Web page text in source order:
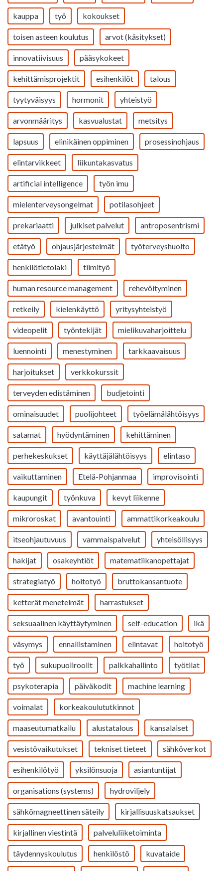
kauppa työ kokoukset
toisen asteen koulutus arvot (käsitykset)
innovatiivisuus pääsykokeet
kehittämisprojektit esihenkilöt talous
tyytyväisyys hormonit yhteistyö
arvonmääritys kasvualustat metsitys
lapsuus elinikäinen oppiminen prosessinohjaus
elintarvikkeet liikuntakasvatus
artificial intelligence työn imu
mielenterveysongelmat potilasohjeet
prekariaatti julkiset palvelut antroposentrismi
etätyö ohjausjärjestelmät työterveyshuolto
henkilötietolaki tiimityö
human resource management rehevöityminen
retkeily kielenkäyttö yritysyhteistyö
videopelit työntekijät mielikuvaharjoittelu
luennointi menestyminen tarkkaavaisuus
harjoitukset verkkokurssit
terveyden edistäminen budjetointi
ominaisuudet puolijohteet työelämälähtöisyys
satamat hyödyntäminen kehittäminen
perhekeskukset käyttäjälähtöisyys elintaso
vaikuttaminen Etelä-Pohjanmaa improvisointi
kaupungit työnkuva kevyt liikenne
mikroroskat avantouinti ammattikorkeakoulu
itseohjautuvuus vammaispalvelut yhteisöllisyys
hakijat osakeyhtiöt matematiikanopettajat
strategiatyö hoitotyö bruttokansantuote
ketterät menetelmät harrastukset
seksuaalinen käyttäytyminen self-education ikä
väsymys ennallistaminen elintavat hoitotyö
työ sukupuoliroolit palkkahallinto työtilat
psykoterapia päiväkodit machine learning
voimalat korkeakoulututkinnot
maaseutumatkailu alustatalous kansalaiset
vesistövaikutukset tekniset tieteet sähköverkot
esihenkilötyö yksilönsuoja asiantuntijat
organisations (systems) hydroviljely
sähkömagneettinen säteily kirjallisuuskatsaukset
kirjallinen viestintä palveluliiketoiminta
täydennyskoulutus henkilöstö kuvataide